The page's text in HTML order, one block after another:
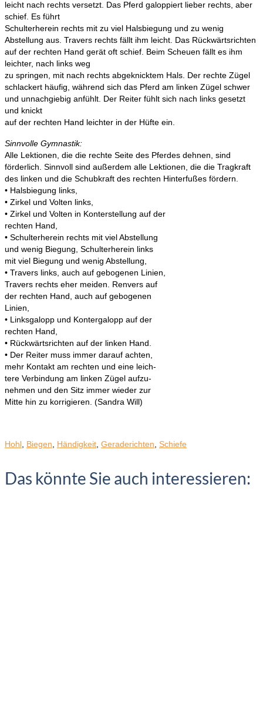
leicht nach rechts versetzt. Das Pferd galoppiert lieber rechts, aber
schief. Es führt
Schulterherein rechts mit zu viel Halsbiegung und zu wenig
Abstellung aus. Travers rechts fällt ihm leicht. Das Rückwärtsrichten
auf der rechten Hand gerät oft schief. Beim Scheuen fällt es ihm
leichter, nach links weg
zu springen, mit nach rechts abgeknicktem Hals. Der rechte Zügel
schlackert häufig, während sich das Pferd am linken Zügel schwer
und unnachgiebig anfühlt. Der Reiter fühlt sich nach links gesetzt
und knickt
auf der rechten Hand leichter in der Hüfte ein.
Sinnvolle Gymnastik:
Alle Lektionen, die die rechte Seite des Pferdes dehnen, sind
förderlich. Sinnvoll sind außerdem alle Lektionen, die die Tragkraft
des linken und die Schubkraft des rechten Hinterfußes fördern.
• Halsbiegung links,
• Zirkel und Volten links,
• Zirkel und Volten in Konterstellung auf der
rechten Hand,
• Schulterherein rechts mit viel Abstellung
und wenig Biegung, Schulterherein links
mit viel Biegung und wenig Abstellung,
• Travers links, auch auf gebogenen Linien,
Travers rechts eher meiden. Renvers auf
der rechten Hand, auch auf gebogenen
Linien,
• Linksgalopp und Kontergalopp auf der
rechten Hand,
• Rückwärtsrichten auf der linken Hand.
• Der Reiter muss immer darauf achten,
mehr Kontakt am rechten und eine leich-
tere Verbindung am linken Zügel aufzu-
nehmen und den Sitz immer wieder zur
Mitte hin zu korrigieren. (Sandra Will)
Hohl Biegen Händigkeit Geraderichten Schiefe
Das könnte Sie auch interessieren: